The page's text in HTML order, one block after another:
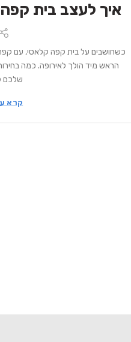
איך לעצב בית קפה
כשחושבים על בית קפה קלאסי, עם קפה
הראש מיד הולך לאירופה. כמה
שלכם
קרא